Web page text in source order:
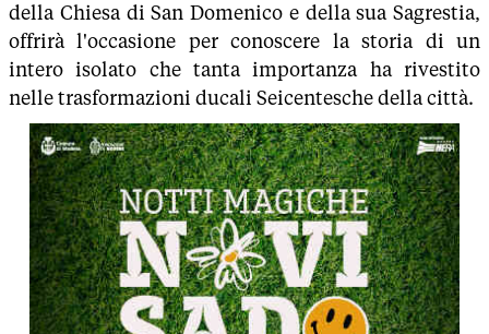
della Chiesa di San Domenico e della sua Sagrestia,
offrirà l'occasione per conoscere la storia di un
intero isolato che tanta importanza ha rivestito
nelle trasformazioni ducali Seicentesche della città.